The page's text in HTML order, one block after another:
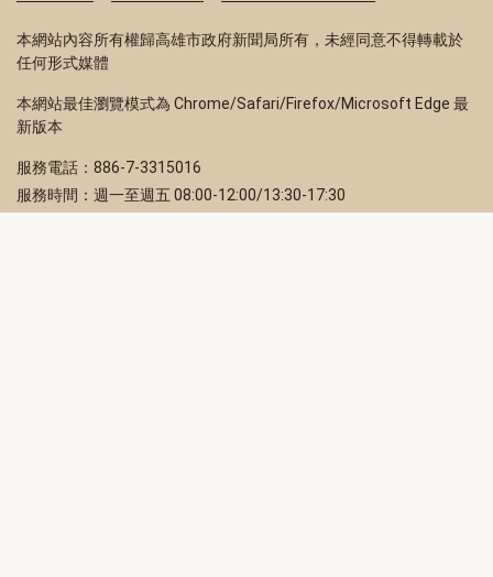
本網站內容所有權歸高雄市政府新聞局所有，未經同意不得轉載於
任何形式媒體
本網站最佳瀏覽模式為 Chrome/Safari/Firefox/Microsoft Edge 最
新版本
服務電話：886-7-3315016
服務時間：週一至週五 08:00-12:00/13:30-17:30